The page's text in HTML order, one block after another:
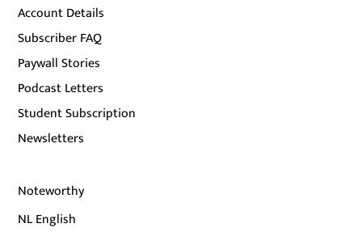
Account Details
Subscriber FAQ
Paywall Stories
Podcast Letters
Student Subscription
Newsletters
Noteworthy
NL English